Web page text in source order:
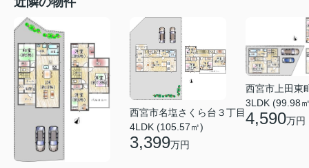
西宮市名塩さくら台３丁目
4LDK (105.57㎡)
3,399万円
西宮市上田東
3LDK (99.98
4,590万円